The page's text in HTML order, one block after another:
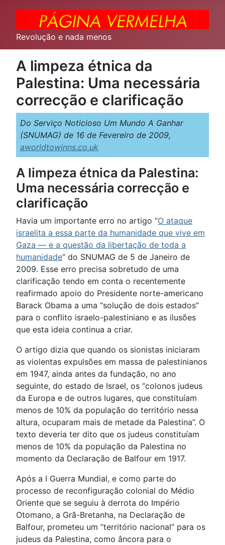
Revolução e nada menos
A limpeza étnica da
Palestina: Uma necessária
correcção e clarificação
Do Serviço Noticioso Um Mundo A Ganhar
(SNUMAG) de 16 de Fevereiro de 2009,
aworldtowinns.co.uk
A limpeza étnica da Palestina:
Uma necessária correcção e
clarificação
Havia um importante erro no artigo “O ataque
israelita a essa parte da humanidade que vive em
Gaza — e a questão da libertação de toda a
humanidade” do SNUMAG de 5 de Janeiro de
2009. Esse erro precisa sobretudo de uma
clarificação tendo em conta o recentemente
reafirmado apoio do Presidente norte-americano
Barack Obama a uma “solução de dois estados”
para o conflito israelo-palestiniano e as ilusões
que esta ideia continua a criar.
O artigo dizia que quando os sionistas iniciaram
as violentas expulsões em massa de palestinianos
em 1947, ainda antes da fundação, no ano
seguinte, do estado de Israel, os “colonos judeus
da Europa e de outros lugares, que constituíam
menos de 10% da população do território nessa
altura, ocuparam mais de metade da Palestina”. O
texto deveria ter dito que os judeus constituíam
menos de 10% da população da Palestina no
momento da Declaração de Balfour em 1917.
Após a I Guerra Mundial, e como parte do
processo de reconfiguração colonial do Médio
Oriente que se seguiu à derrota do Império
Otomano, a Grã-Bretanha, na Declaração de
Balfour, prometeu um “território nacional” para os
judeus da Palestina, como âncora para o